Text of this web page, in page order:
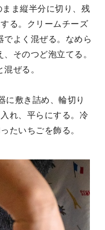
ま縦半分に切り、残
る。クリームチーズ
よく混ぜる。なめら
そのつど泡立てる。
ぜる。
に敷き詰め、輪切り
れ、平らにする。冷
たいちごを飾る。